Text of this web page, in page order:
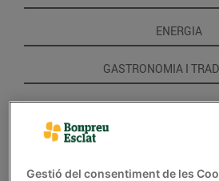
ENERGIA
GASTRONOMIA I
RECEPTES
Gestió del consentiment de les